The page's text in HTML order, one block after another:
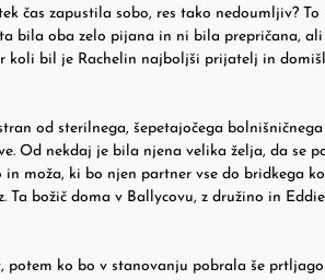
čas zapustila sobo, res tako nedoumljiv?
bila oba zelo pijana in ni bila prepričana, ali
koli bil je Rachelin najboljši prijatelj in
od sterilnega, šepetajočega bolnišničnega
Od nekdaj je bila njena velika želja, da se
moža, ki bo njen partner vse do bridkega
božič doma v Ballycovu, z družino in
potem ko bo v stanovanju pobrala še